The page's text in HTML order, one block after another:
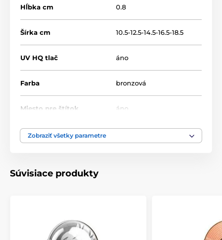
Hĺbka cm 0.8
Šírka cm 10.5-12.5-14.5-16.5-18.5
UV HQ tlač áno
Farba bronzová
Miesto pre štítok áno
Výška cm
Spôsob personalizácie
Zobraziť všetky parametre
Súvisiace produkty